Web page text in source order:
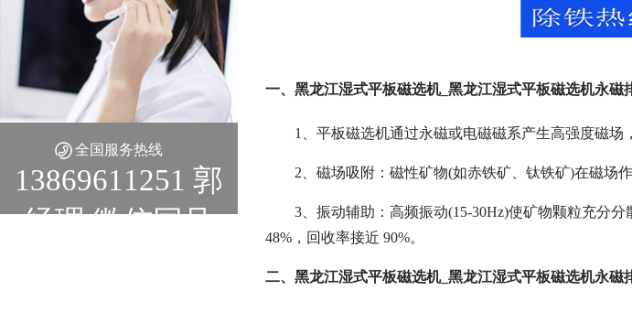
全国服务热线
13869611251 郭
经理 微信同号
一、黑龙江湿式平板磁选机_黑龙江湿式平板磁选机永
1、平板磁选机通过永磁或电磁磁系产生高强度磁场
2、磁场吸附：磁性矿物(如赤铁矿、钛铁矿)在磁场
3、振动辅助：高频振动(15-30Hz)使矿物颗粒充分
48%，回收率接近 90%。
二、黑龙江湿式平板磁选机_黑龙江湿式平板磁选机永磁